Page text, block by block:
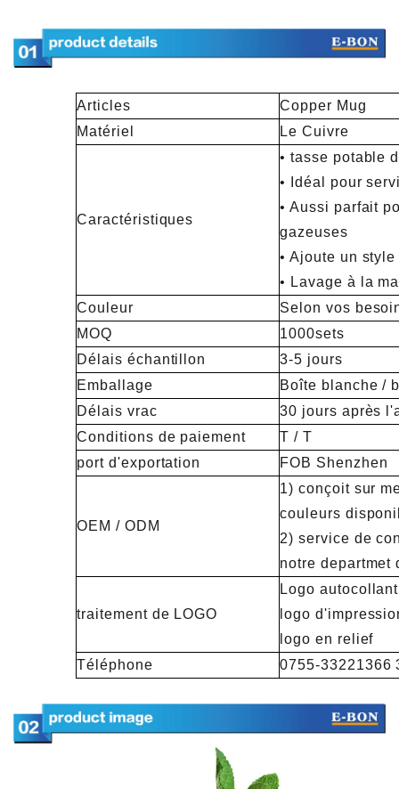
Articles
Copper Mug
Matériel
Le Cuivre
Caractéristiques
• tasse potable
• Idéal pour
• Aussi parfait
gazeuses
• Ajoute un
• Lavage à la
Couleur
Selon vos
MOQ
1000sets
Délais échantillon
3-5 jours
Emballage
Boîte blanche /
Délais vrac
30 jours après
Conditions de paiement
T / T
port d'exportation
FOB Shenzhen
OEM / ODM
1) conçoit sur
couleurs
2) service de
notre departmet
traitement de LOGO
Logo
logo
logo en relief
Téléphone
0755-33221366